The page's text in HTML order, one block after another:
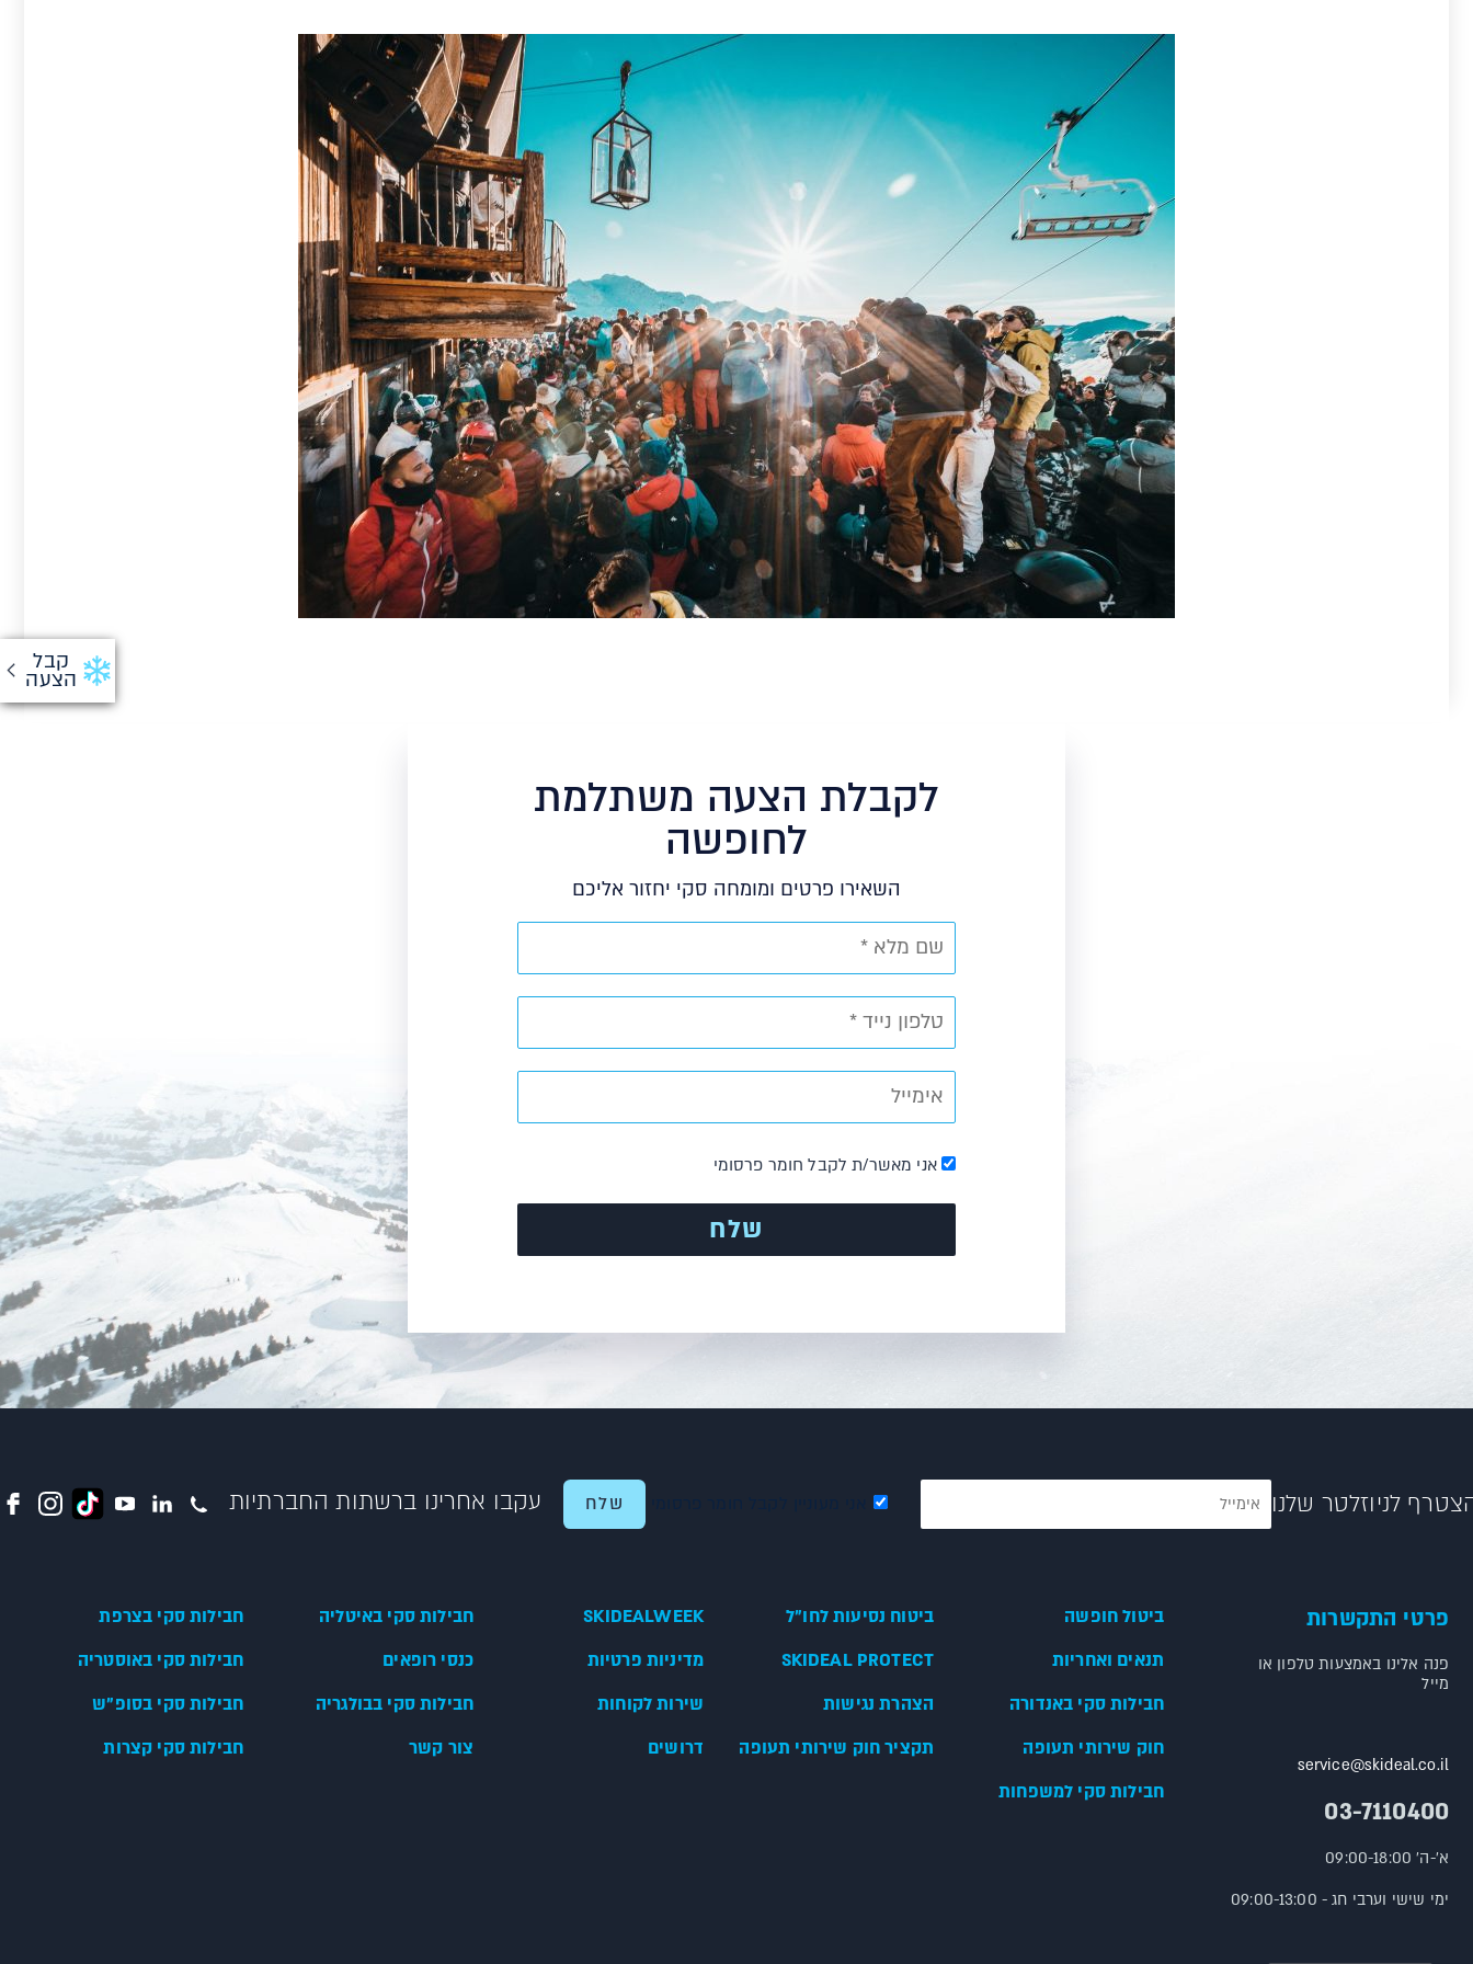
קבל
הצעה
לקבלת הצעה משתלמת
לחופשה
השאירו פרטים ומומחה סקי יחזור אליכם
אני מאשר/ת לקבל חומר פרסומי
לניוזלטר שלנו עקבו אחרינו ברשתות החברתיות
פרטי התקשרות
פנה אלינו באמצעות טלפון או
מייל
service@skideal.co.il
03-7110400
א'-ה' 09:00-18:00
ימי שישי וערבי חג - 09:00-13:00
ביטול חופשה ביטוח נסיעות לחו"ל SKIDEALWEEK חבילות סקי באיטליה
חבילות סקי בצרפת
תנאים ואחריות
SKIDEAL PROTECT מדיניות פרטיות כנסי רופאים
חבילות סקי באוסטריה
חבילות סקי באנדורה
הצהרת נגישות שירות לקוחות חבילות סקי בבולגריה
חבילות סקי בסופ"ש
חוק שירותי תעופה
תקציר חוק שירותי תעופה דרושים צור קשר
חבילות סקי קצרות
חבילות סקי למשפחות